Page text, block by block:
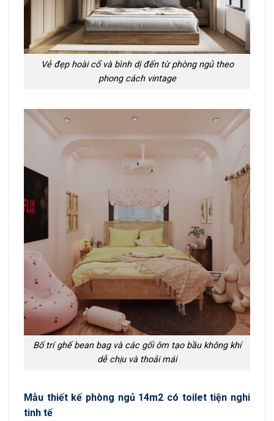
Vẻ đẹp hoài cổ và bình dị đến từ phòng ngủ theo
phong cách vintage
Bố trí ghế bean bag và các gối ôm tạo bầu không khí
dễ chịu và thoải mái
Mẫu thiết kế phòng ngủ 14m2 có toilet tiện nghi
tinh tế